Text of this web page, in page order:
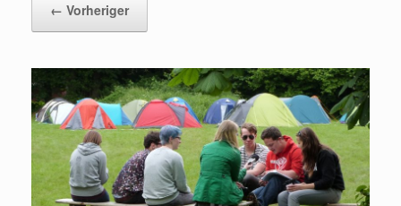
← Vorheriger